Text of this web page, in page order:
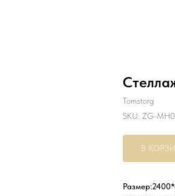
Tomstorg
SKU: ZG-
В